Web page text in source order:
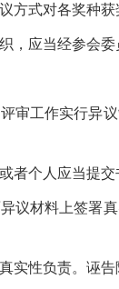
式对各奖种获
，应当经参会
工作实行异
个人应当提
议材料上签署
实性负责。诬